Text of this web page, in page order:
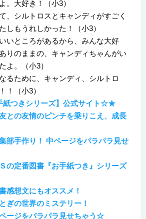
。大好き！（小3）
、シルトロスとキャンディがすごく
しもうれしかった！（小3）
いところがあるから、みんな大好
りのままの、キャンディちゃんがい
よ。（小3）
るために、キャンディ、シルトロ
！（小3）
つきシリーズ】公式サイト☆★
との友情のピンチを乗りこえ、成長
部手作り！ 中ページをパラパラ見せ
の定番図書『お手紙つき』シリーズ
感想文にもオススメ！
ぎの世界のミステリー！
ページをパラパラ見せちゃう☆